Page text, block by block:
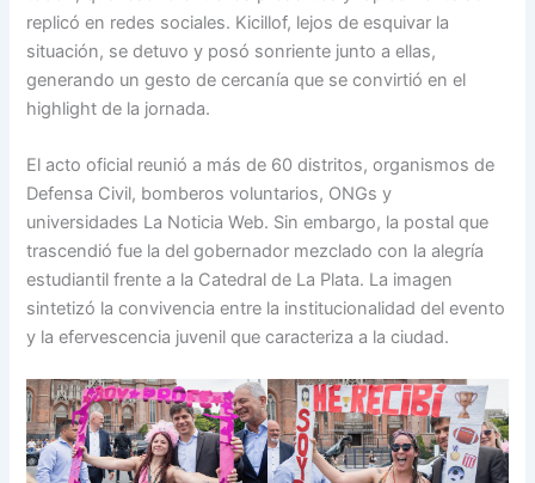
replicó en redes sociales. Kicillof, lejos de esquivar la
situación, se detuvo y posó sonriente junto a ellas,
generando un gesto de cercanía que se convirtió en el
highlight de la jornada.
El acto oficial reunió a más de 60 distritos, organismos de
Defensa Civil, bomberos voluntarios, ONGs y
universidades La Noticia Web. Sin embargo, la postal que
trascendió fue la del gobernador mezclado con la alegría
estudiantil frente a la Catedral de La Plata. La imagen
sintetizó la convivencia entre la institucionalidad del evento
y la efervescencia juvenil que caracteriza a la ciudad.